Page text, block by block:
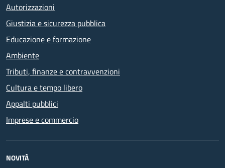
Autorizzazioni
Giustizia e sicurezza pubblica
Educazione e formazione
Ambiente
Tributi, finanze e contravvenzioni
Cultura e tempo libero
Appalti pubblici
Imprese e commercio
NOVITÀ